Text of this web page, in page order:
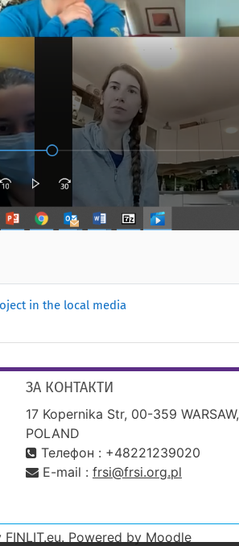
in the local media
ЗА КОНТАКТИ
17 Kopernika Str, 00-359 WARSAW,
POLAND
Телефон : +48221239020
E-mail : frsi@frsi.org.pl
Powered by Moodle